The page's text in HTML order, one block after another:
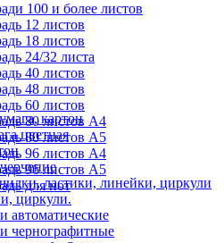
100 и более листов
12 листов
18 листов
24/32 листа
40 листов
48 листов
60 листов
80 листов А4
80 листов А5
96 листов А4
96 листов А5
для нот
картон
цветная
ластики, линейки, циркули
циркули.
автоматические
чернографитные